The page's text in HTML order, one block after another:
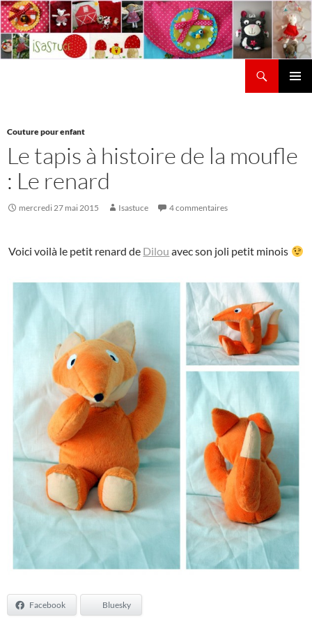
Aller
au
contenu
Couture pour enfant
Le tapis à histoire de la moufle
: Le renard
mercredi 27 mai 2015 Isastuce 4 commentaires
Voici voilà le petit renard de Dilou avec son joli petit minois
Facebook Bluesky